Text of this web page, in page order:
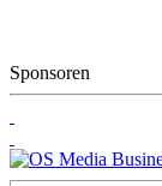
Sponsoren